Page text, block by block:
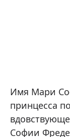
Имя Мари
принцесса
Софии